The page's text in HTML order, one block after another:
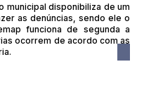
municipal disponibiliza de um
as denúncias, sendo ele o
funciona de segunda a
ocorrem de acordo com as